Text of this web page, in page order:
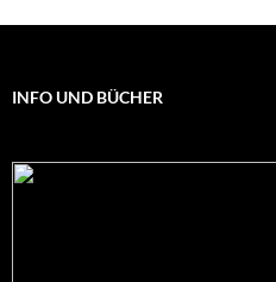
INFO UND BÜCHER